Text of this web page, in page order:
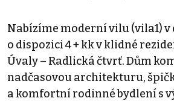
Nabízíme moderní vilu (vila1)
o dispozici 4 + kk v klidné
Úvaly – Radlická čtvrť. Dům
nadčasovou architekturu,
a komfortní rodinné bydlení s